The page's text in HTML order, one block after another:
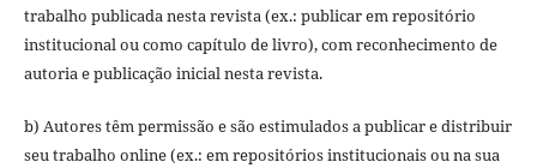
trabalho publicada nesta revista (ex.: publicar em repositório
institucional ou como capítulo de livro), com reconhecimento de
autoria e publicação inicial nesta revista.
b) Autores têm permissão e são estimulados a publicar e distribuir
seu trabalho online (ex.: em repositórios institucionais ou na sua